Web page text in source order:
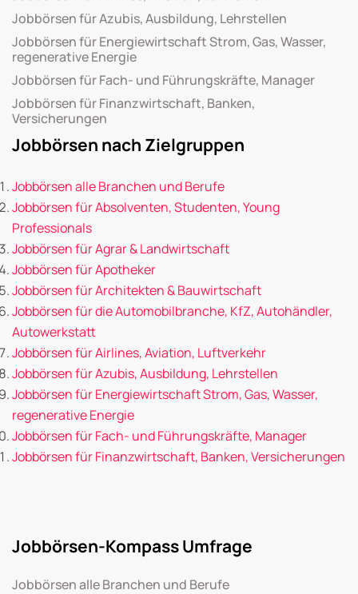
Jobbörsen für Azubis, Ausbildung, Lehrstellen
Jobbörsen für Energiewirtschaft Strom, Gas, Wasser,
regenerative Energie
Jobbörsen für Fach- und Führungskräfte, Manager
Jobbörsen für Finanzwirtschaft, Banken,
Versicherungen
Jobbörsen nach Zielgruppen
Jobbörsen alle Branchen und Berufe
Jobbörsen für Absolventen, Studenten, Young
Professionals
Jobbörsen für Agrar & Landwirtschaft
Jobbörsen für Apotheker
Jobbörsen für Architekten & Bauwirtschaft
Jobbörsen für die Automobilbranche, KfZ, Autohändler,
Autowerkstatt
Jobbörsen für Airlines, Aviation, Luftverkehr
Jobbörsen für Azubis, Ausbildung, Lehrstellen
Jobbörsen für Energiewirtschaft Strom, Gas, Wasser,
regenerative Energie
Jobbörsen für Fach- und Führungskräfte, Manager
Jobbörsen für Finanzwirtschaft, Banken, Versicherungen
Jobbörsen-Kompass Umfrage
Jobbörsen alle Branchen und Berufe